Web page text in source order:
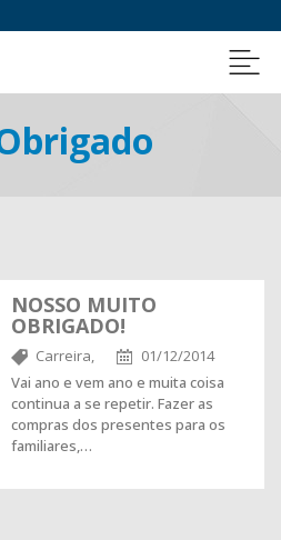
NOSSO MUITO
OBRIGADO!
Carreira,
01/12/2014
Vai ano e vem ano e muita coisa
continua a se repetir. Fazer as
compras dos presentes para os
familiares,…